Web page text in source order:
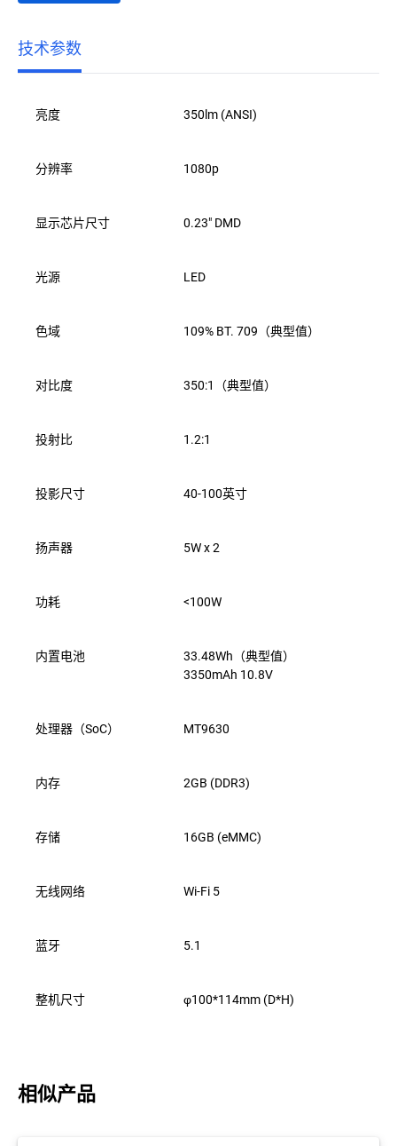
技术参数
亮度 350lm (ANSI)
分辨率 1080p
显示芯片尺寸 0.23" DMD
光源 LED
色域 109% BT. 709（典型值）
对比度 350:1（典型值）
投射比 1.2:1
投影尺寸 40-100英寸
扬声器 5W x 2
功耗 <100W
内置电池
33.48Wh（典型值）
3350mAh 10.8V
处理器（SoC） MT9630
内存 2GB (DDR3)
存储 16GB (eMMC)
无线网络 Wi-Fi 5
蓝牙 5.1
整机尺寸 φ100*114mm (D*H)
相似产品